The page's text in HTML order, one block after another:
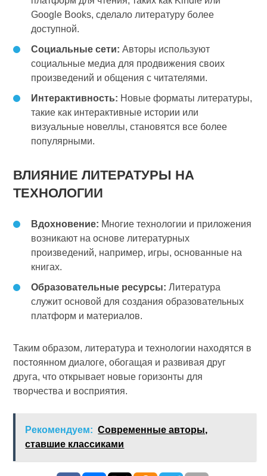
Google Books, сделало литературу более
доступной.
Социальные сети: Авторы используют
социальные медиа для продвижения своих
произведений и общения с читателями.
Интерактивность: Новые форматы литературы,
такие как интерактивные истории или
визуальные новеллы, становятся все более
популярными.
ВЛИЯНИЕ ЛИТЕРАТУРЫ НА
ТЕХНОЛОГИИ
Вдохновение: Многие технологии и приложения
возникают на основе литературных
произведений, например, игры, основанные на
книгах.
Образовательные ресурсы: Литература
служит основой для создания образовательных
платформ и материалов.
Таким образом, литература и технологии находятся в
постоянном диалоге, обогащая и развивая друг
друга, что открывает новые горизонты для
творчества и восприятия.
Рекомендуем: Современные авторы,
ставшие классиками